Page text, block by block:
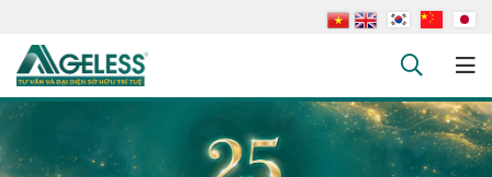
Dịch vụ
Văn bản pháp luật +